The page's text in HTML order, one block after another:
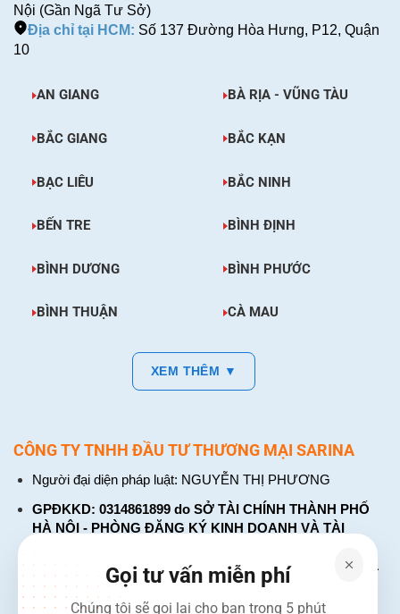
Nội (Gần Ngã Tư Sở)
Địa chỉ tại HCM: Số 137 Đường Hòa Hưng, P12, Quận
10
AN GIANG BÀ RỊA - VŨNG TÀU
BẮC GIANG BẮC KẠN
BẠC LIÊU BẮC NINH
BẾN TRE BÌNH ĐỊNH
BÌNH DƯƠNG BÌNH PHƯỚC
BÌNH THUẬN CÀ MAU
XEM THÊM ▼
CÔNG TY TNHH ĐẦU TƯ THƯƠNG MẠI SARINA
Người đại diện pháp luật: NGUYỄN THỊ PHƯƠNG
GPĐKKD: 0314861899 do SỞ TÀI CHÍNH THÀNH PHỐ
HÀ NỘI - PHÒNG ĐĂNG KÝ KINH DOANH VÀ TÀI
CHÍNH DOANH NGHIỆP cấp. Đăng ký lần đầu: ngày 26
tháng 01 năm 2018. Đăng ký thay đổi lần thứ: 4, ngày 31
tháng 03 năm 2026Gọi tư vấn miễn phí
Chúng tôi sẽ gọi lại cho bạn trong 5 phút